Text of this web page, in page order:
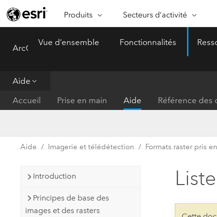
Produits
ARCGIS
ArcGIS Online
Plateforme de cartographie SaaS
Système de base pour les SIG et
la cartographie
Secteurs d’activité
SECTEURS D’ACTIVITÉ
Protection de
Fournisseurs d’énergie
Santé et services à la personne
Administrations nationales
ArcGIS Pro
Vue d’ensemble Fonctionnalités
Aide
Accueil
Prise en main Aide Référence des
Aide Imagerie et télédétection Formats raster pris
Introduction
Principes de base des
images et des rasters